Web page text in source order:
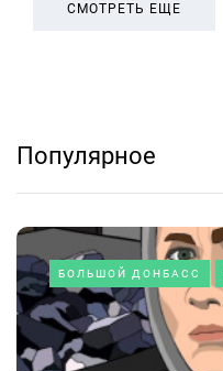
СМОТРЕТЬ ЕЩЕ
Популярное
БОЛЬШОЙ ДОНБАСС